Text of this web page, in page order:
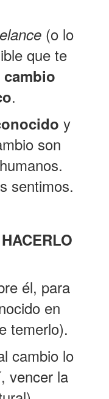
(o lo
que te
.
y
son
sentimos.
él, para
en
temerlo).
cambio lo
vencer la